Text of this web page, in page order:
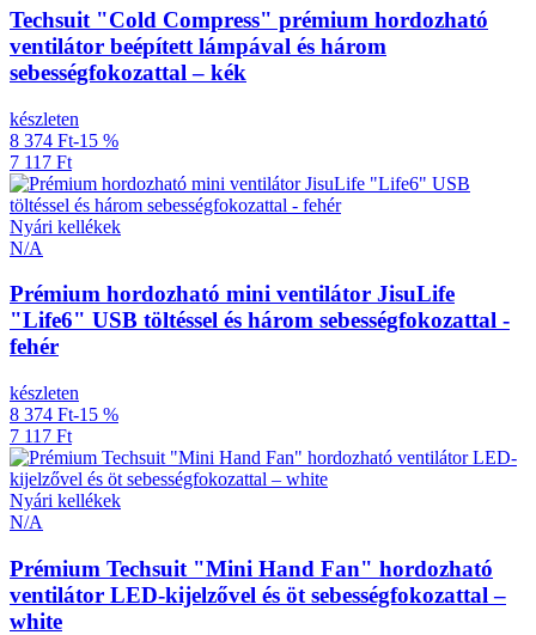
Techsuit "Cold Compress" prémium hordozható
ventilátor beépített lámpával és három
sebességfokozattal – kék
készleten
8 374 Ft-15 %
7 117 Ft
Nyári kellékek
N/A
Prémium hordozható mini ventilátor JisuLife
"Life6" USB töltéssel és három sebességfokozattal -
fehér
készleten
8 374 Ft-15 %
7 117 Ft
Nyári kellékek
N/A
Prémium Techsuit "Mini Hand Fan" hordozható
ventilátor LED-kijelzővel és öt sebességfokozattal –
white